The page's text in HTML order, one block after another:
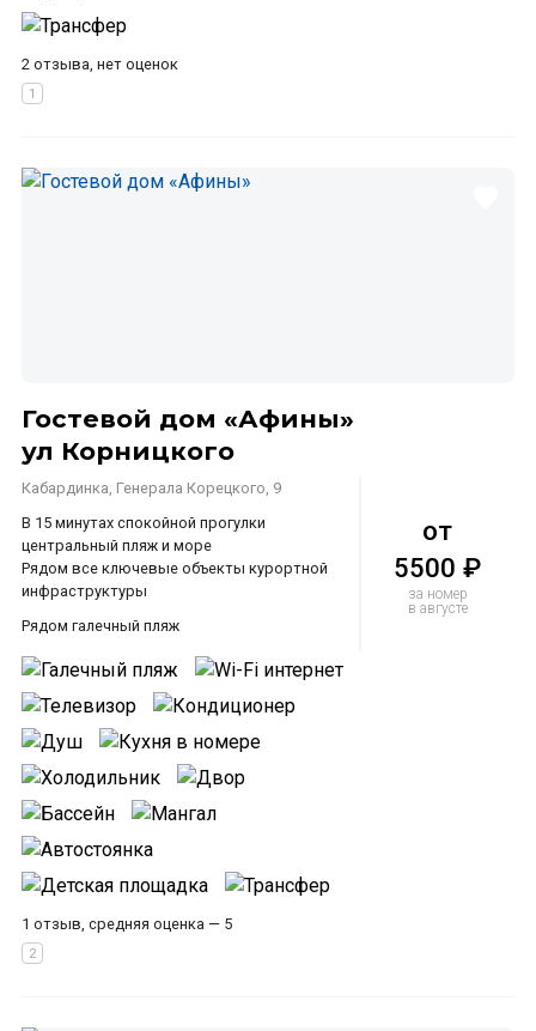
2 отзыва, нет оценок
Гостевой дом «Афины»
ул Корницкого
Кабардинка, Генерала Корецкого, 9
В 15 минутах спокойной прогулки
центральный пляж и море
Рядом все ключевые объекты курортной
инфраструктуры
Рядом галечный пляж
1 отзыв, средняя оценка — 5
от
5500 ₽
за номер
в августе